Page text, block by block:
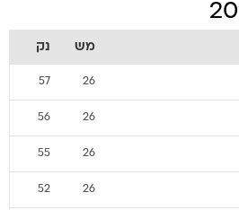
מש נק
26
57
26
56
26
55
26
52